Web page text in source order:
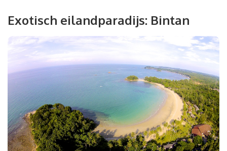
Exotisch eilandparadijs: Bintan